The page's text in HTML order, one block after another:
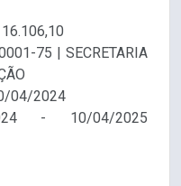
16.106,10
75 | SECRETARIA
04/2024
- 10/04/2025